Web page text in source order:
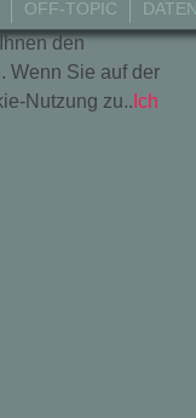
OFF-TOPIC
den
Wenn Sie auf der
Nutzung zu.. Ich